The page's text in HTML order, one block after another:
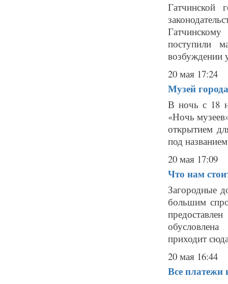
Гатчинской
поступили
возбуждении
20 мая 17:24
Музей
В ночь с 18
«Ночь
открытием
под
20 мая 17:09
Что нам
Загородные
большим
приходит
20 мая 16:44
Все